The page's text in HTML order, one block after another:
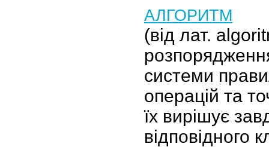
АЛГОРИТМ
(від лат.
системи
операцій та
їх вирішує
відповідного